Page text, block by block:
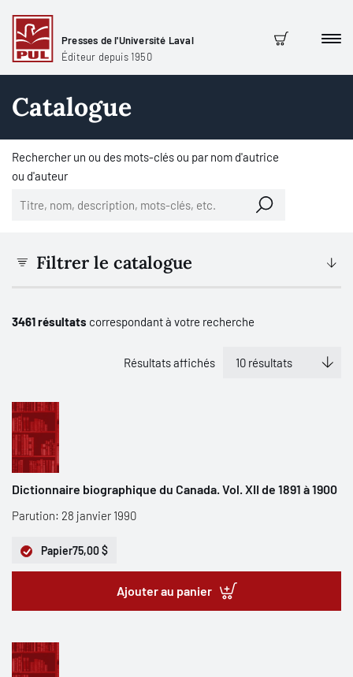
Presses de l'Université Laval
Éditeur depuis 1950
Panier
Catalogue
Rechercher un ou des mots-clés ou par nom d'autrice
ou d'auteur
Filtrer le catalogue
3461 résultats correspondant à votre recherche
Résultats affichés
Dictionnaire biographique du Canada. Vol. XII de 1891 à 1900
Parution: 28 janvier 1990
Papier75,00 $
Ajouter au panier